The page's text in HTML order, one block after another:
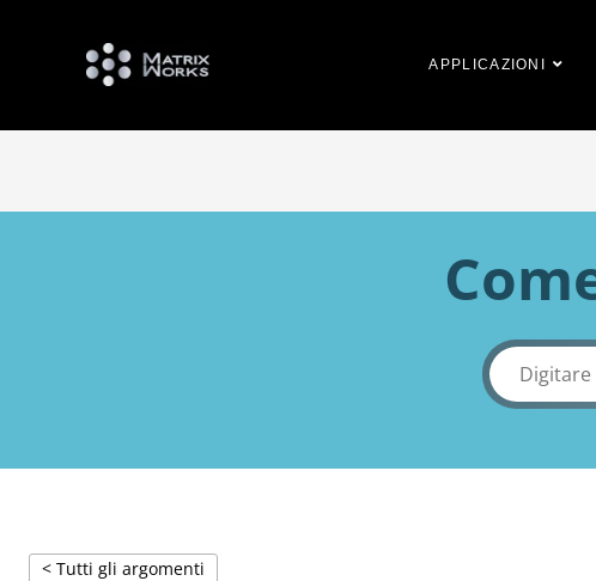
APPLICAZIONI
< Tutti gli argomenti